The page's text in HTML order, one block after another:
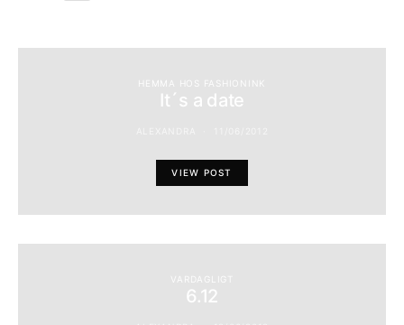
HEMMA HOS FASHIONINK
It´s a date
VIEW POST
VARDAGLIGT
6.12